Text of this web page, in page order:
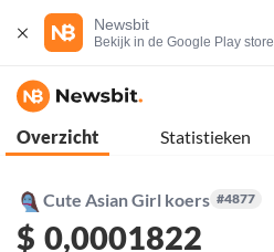
Newsbit
Bekijk in de Google Play store
Overzicht Statistieken
Cute Asian Girl koers #4877
$ 0,0001822